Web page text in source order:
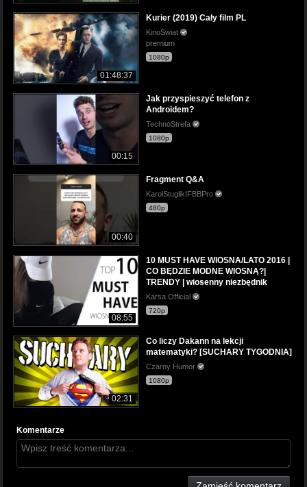
01:48:37
Kurier (2019) Cały film PL
KinoSwiat
premium
1080p
00:15
Jak przyspieszyć telefon z
Androidem?
TechnoStrefa
1080p
00:40
Fragment Q&A
KarolStuglikIFBBPro
480p
08:55
10 MUST HAVE WIOSNA/LATO 2016 |
CO BĘDZIE MODNE WIOSNĄ?|
TRENDY | wiosenny niezbędnik
Karsa Official
720p
02:31
Co liczy Dakann na lekcji
matematyki? [SUCHARY TYGODNIA]
Czarny Humor
1080p
Komentarze